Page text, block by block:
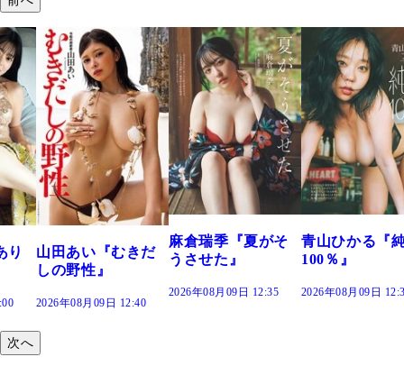
きだ
12:40
麻倉瑞季『夏がそ
うさせた』
青山ひかる『純度
100％』
2026年08月09日 12:30
溝端 葵『
つの、あお
で。』
2026年08月09
次へ